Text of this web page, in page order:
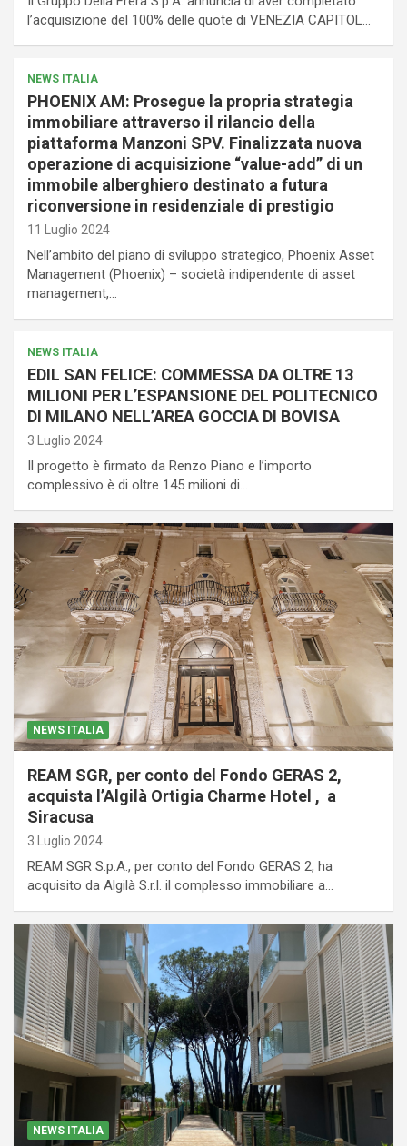
l’acquisizione del 100% delle quote di VENEZIA CAPITOL…
NEWS ITALIA
PHOENIX AM: Prosegue la propria strategia
immobiliare attraverso il rilancio della
piattaforma Manzoni SPV. Finalizzata nuova
operazione di acquisizione “value-add” di un
immobile alberghiero destinato a futura
riconversione in residenziale di prestigio
11 Luglio 2024
Nell’ambito del piano di sviluppo strategico, Phoenix Asset
Management (Phoenix) – società indipendente di asset
management,…
NEWS ITALIA
EDIL SAN FELICE: COMMESSA DA OLTRE 13
MILIONI PER L’ESPANSIONE DEL POLITECNICO
DI MILANO NELL’AREA GOCCIA DI BOVISA
3 Luglio 2024
Il progetto è firmato da Renzo Piano e l’importo
complessivo è di oltre 145 milioni di…
NEWS ITALIA
REAM SGR, per conto del Fondo GERAS 2,
acquista l’Algilà Ortigia Charme Hotel , a
Siracusa
3 Luglio 2024
REAM SGR S.p.A., per conto del Fondo GERAS 2, ha
acquisito da Algilà S.r.l. il complesso immobiliare a…
NEWS ITALIA